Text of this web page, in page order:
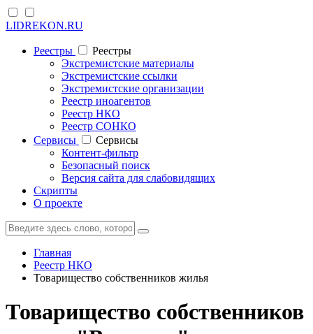
LIDREKON.RU
Реестры
Реестры
Экстремистские материалы
Экстремистские ссылки
Экстремистские организации
Реестр иноагентов
Реестр НКО
Реестр СОНКО
Cервисы
Cервисы
Контент-фильтр
Безопасный поиск
Версия сайта для слабовидящих
Скрипты
О проекте
Главная
Реестр НКО
Товарищество собственников жилья
Товарищество собственников